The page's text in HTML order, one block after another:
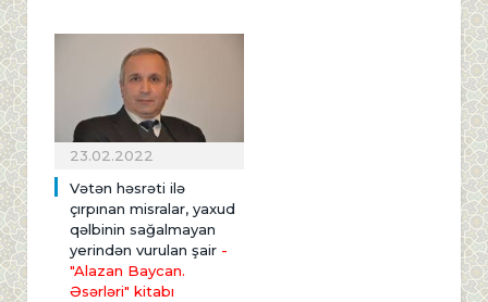
23.02.2022
Vətən həsrəti ilə
çırpınan misralar, yaxud
qəlbinin sağalmayan
yerindən vurulan şair -
"Alazan Baycan.
Əsərləri" kitabı